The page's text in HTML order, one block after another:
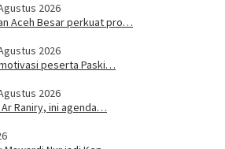
2026
Aceh Besar perkuat pro…
2026
peserta Paski…
2026
Raniry, ini agenda…